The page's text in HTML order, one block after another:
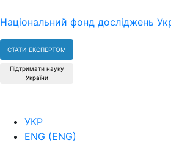
Національний фонд досліджень
СТАТИ ЕКСПЕРТОМ
Підтримати науку
України
УКР
ENG (ENG)